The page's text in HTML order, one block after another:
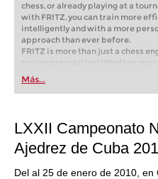
chess, or already playing at a
with FRITZ, you can train more
intelligently and with a more
approach than ever before.
FRITZ is more than just a chess
training revolution! Whether
first steps into the world of club
playing at a tournament level: with
train more efficiently, intelligently
Más...
LXXII Campeonato
Ajedrez de Cuba
Del al 25 de enero de 2010, en